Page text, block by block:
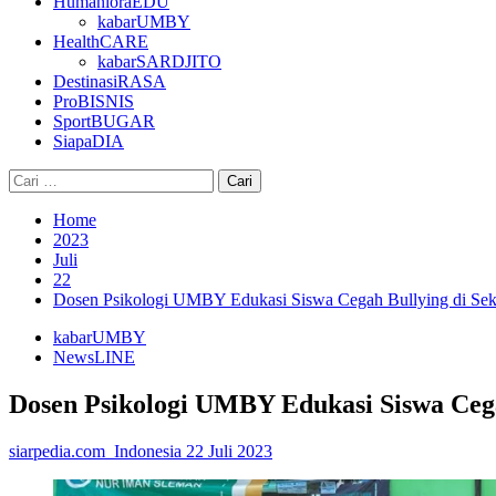
kabarUMBY
HealthCARE
kabarSARDJITO
DestinasiRASA
ProBISNIS
SportBUGAR
SiapaDIA
Cari
untuk:
Home
2023
Juli
22
Dosen Psikologi UMBY Edukasi Siswa Cegah Bullying di
kabarUMBY
NewsLINE
Dosen Psikologi UMBY Edukasi Siswa
siarpedia.com_Indonesia 22 Juli 2023